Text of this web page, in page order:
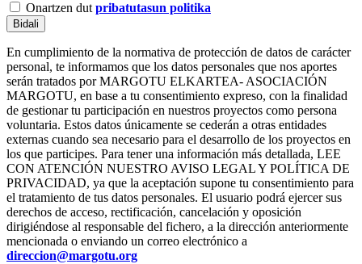
Onartzen dut pribatutasun politika
Bidali
En cumplimiento de la normativa de protección de datos de carácter
personal, te informamos que los datos personales que nos aportes
serán tratados por MARGOTU ELKARTEA- ASOCIACIÓN
MARGOTU, en base a tu consentimiento expreso, con la finalidad
de gestionar tu participación en nuestros proyectos como persona
voluntaria. Estos datos únicamente se cederán a otras entidades
externas cuando sea necesario para el desarrollo de los proyectos en
los que participes. Para tener una información más detallada, LEE
CON ATENCIÓN NUESTRO AVISO LEGAL Y POLÍTICA DE
PRIVACIDAD, ya que la aceptación supone tu consentimiento para
el tratamiento de tus datos personales. El usuario podrá ejercer sus
derechos de acceso, rectificación, cancelación y oposición
dirigiéndose al responsable del fichero, a la dirección anteriormente
mencionada o enviando un correo electrónico a
direccion@margotu.org